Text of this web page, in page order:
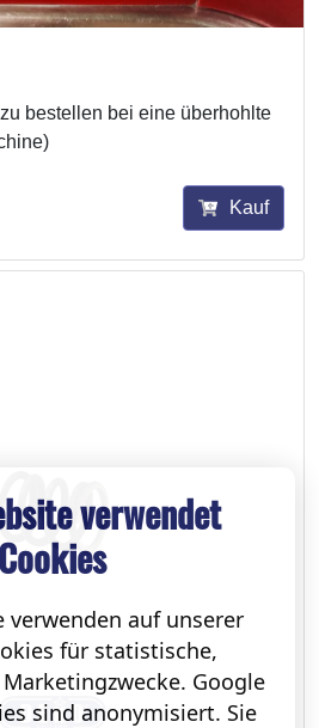
bestellen bei eine überhohlte
Kauf
verwendet
Cookies
auf unserer
für statistische,
Google
sind anonymisiert. Sie